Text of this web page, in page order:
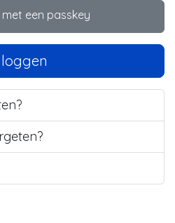
met een passkey